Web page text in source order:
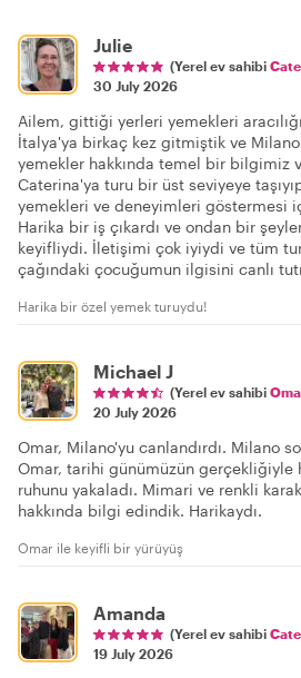
Julie
(Yerel ev sahibi
30 July 2026
Ailem, gittiği yerleri yemekleri
İtalya'ya birkaç kez gitmiştik ve
yemekler hakkında temel bir bilgimiz
Caterina'ya turu bir üst seviyeye
yemekleri ve deneyimleri göstermesi
Harika bir iş çıkardı ve ondan bir
keyifliydi. İletişimi çok iyiydi ve tüm
çağındaki çocuğumun ilgisini canlı
Harika bir özel yemek turuydu!
Michael J
(Yerel ev sahibi
20 July 2026
Omar, Milano'yu canlandırdı. Milano
Omar, tarihi günümüzün gerçekliğiyle
ruhunu yakaladı. Mimari ve renkli
hakkında bilgi edindik. Harikaydı.
Omar ile keyifli bir yürüyüş
Amanda
(Yerel ev sahibi
19 July 2026